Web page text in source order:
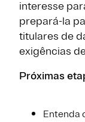
interesse
prepará-la
titulares de
exigências
Próximas
Entenda